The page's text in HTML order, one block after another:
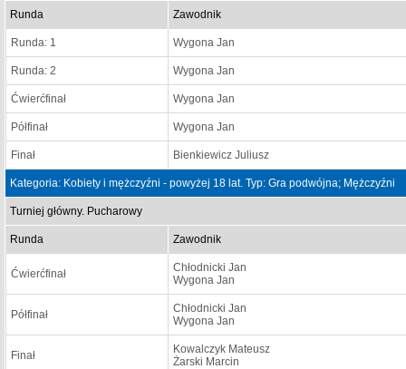
Runda Zawodnik
Runda: 1 Wygona Jan
Runda: 2 Wygona Jan
Ćwierćfinał Wygona Jan
Półfinał Wygona Jan
Finał Bienkiewicz Juliusz
Kategoria: Kobiety i mężczyźni - powyżej 18 lat. Typ: Gra podwójna; Mężczyźni
Turniej główny. Pucharowy
Runda Zawodnik
Ćwierćfinał
Chłodnicki Jan
Wygona Jan
Półfinał
Chłodnicki Jan
Wygona Jan
Finał
Kowalczyk Mateusz
Żarski Marcin